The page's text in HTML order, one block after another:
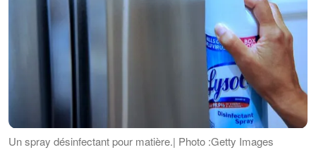
Un spray désinfectant pour matière.| Photo :Getty Images